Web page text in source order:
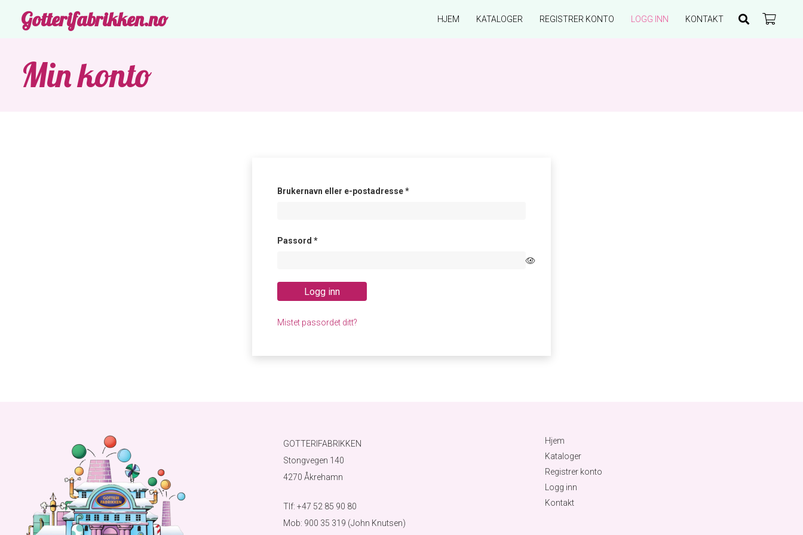
Gotterifabrikken.no HJEM KATALOGER REGISTRER KONTO LOGG INN KONTAKT
Min konto
Brukernavn eller e-postadresse*Påkrevd
Passord *Påkrevd
Logg inn
Mistet passordet ditt?
GOTTERIFABRIKKEN
Stongvegen 140
4270 Åkrehamn
Tlf: +47 52 85 90 80
Mob: 900 35 319 (John Knutsen)
Hjem
Kataloger
Registrer konto
Logg inn
Kontakt